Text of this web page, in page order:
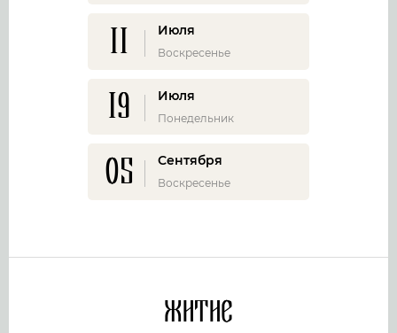
11 Июля
Воскресенье
19 Июля
Понедельник
05 Сентября
Воскресенье
Житие